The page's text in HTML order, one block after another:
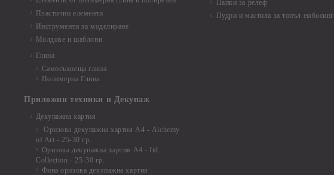
Пластични елементи
Инструменти за моделиране
Молдове и шаблони
Глина
Самосъхнеща глина
Полимерна Глина
Приложни техники и Декупаж
Декупажна хартия
Оризова декупажна хартия А4 - Alchemy
of Art - 25-30 гр.
Оризова декупажна хартия А4 - Itd.
Collection - 25-30 гр.
Фина оризова декупажна хартия
Папки за релеф
Пудри и мастила за топъл ембосинг